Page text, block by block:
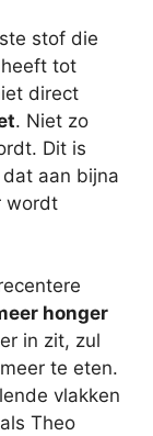
stof die
tot
direct
. Niet zo
Dit is
aan bijna
wordt
honger
in zit, zul
te eten.
vlakken
Theo